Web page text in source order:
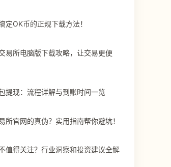
定OK币的正规下载方法！
易所电脑版下载攻略，让交易更便
提现：流程详解与到账时间一览
所官网的真伪？实用指南帮你避坑！
值得关注？行业洞察和投资建议全解